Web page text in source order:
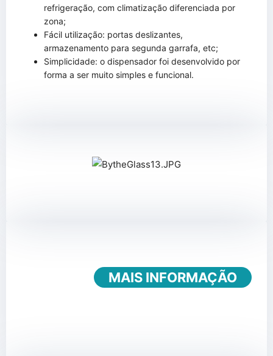
refrigeração, com climatização diferenciada por
zona;
Fácil utilização: portas deslizantes,
armazenamento para segunda garrafa, etc;
Simplicidade: o dispensador foi desenvolvido por
forma a ser muito simples e funcional.
MAIS INFORMAÇÃO